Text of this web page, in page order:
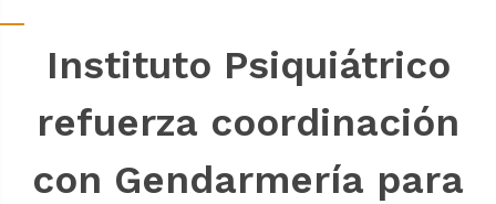
Instituto Psiquiátrico
refuerza coordinación
con Gendarmería para